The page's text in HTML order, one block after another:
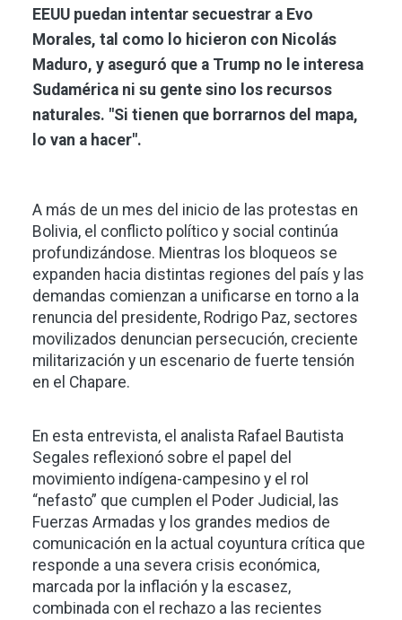
EEUU puedan intentar secuestrar a Evo
Morales, tal como lo hicieron con Nicolás
Maduro, y aseguró que a Trump no le interesa
Sudamérica ni su gente sino los recursos
naturales. "Si tienen que borrarnos del mapa,
lo van a hacer".
A más de un mes del inicio de las protestas en
Bolivia, el conflicto político y social continúa
profundizándose. Mientras los bloqueos se
expanden hacia distintas regiones del país y las
demandas comienzan a unificarse en torno a la
renuncia del presidente, Rodrigo Paz, sectores
movilizados denuncian persecución, creciente
militarización y un escenario de fuerte tensión
en el Chapare.
En esta entrevista, el analista Rafael Bautista
Segales reflexionó sobre el papel del
movimiento indígena-campesino y el rol
“nefasto” que cumplen el Poder Judicial, las
Fuerzas Armadas y los grandes medios de
comunicación en la actual coyuntura crítica que
responde a una severa crisis económica,
marcada por la inflación y la escasez,
combinada con el rechazo a las recientes